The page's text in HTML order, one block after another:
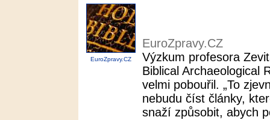
EuroZpravy.CZ
EuroZpravy.CZ
Výzkum profesora
Biblical Archaeological
velmi pobouřil. „To
nebudu číst články,
snaží způsobit, abych